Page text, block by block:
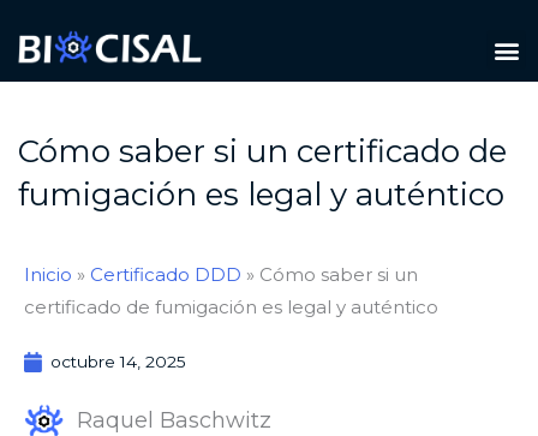
Cómo saber si un certificado de
fumigación es legal y auténtico
Inicio » Certificado DDD » Cómo saber si un
certificado de fumigación es legal y auténtico
octubre 14, 2025
Raquel Baschwitz